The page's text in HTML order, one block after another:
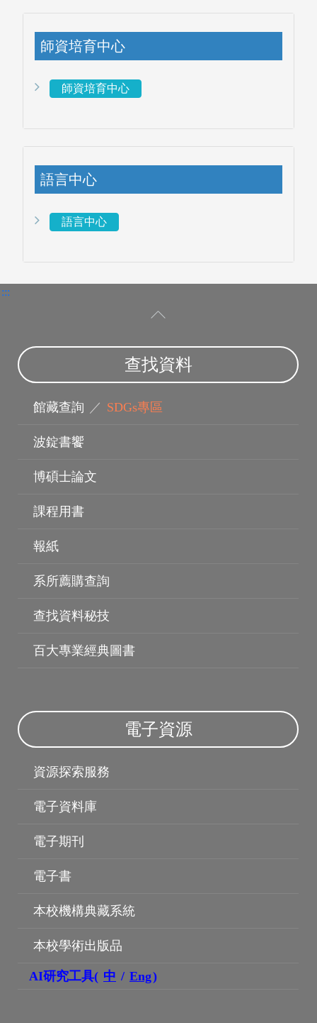
機構典藏
師資培育中心
師資培育中心
語言中心
語言中心
:::
查找資料
館藏查詢 ／ SDGs專區
波錠書饗
博碩士論文
課程用書
報紙
系所薦購查詢
查找資料秘技
百大專業經典圖書
電子資源
資源探索服務
電子資料庫
電子期刊
電子書
本校機構典藏系統
本校學術出版品
AI研究工具( 中 / Eng)